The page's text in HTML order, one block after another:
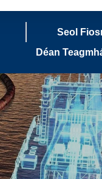
Seol
Déan